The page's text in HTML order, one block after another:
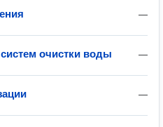
—
—
очистки воды
—